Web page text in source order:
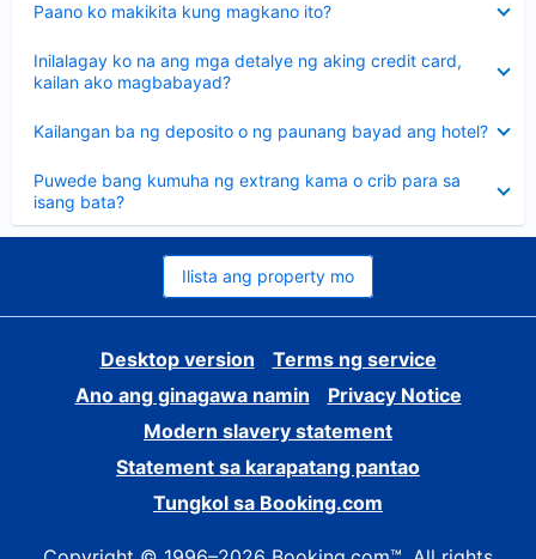
Paano ko makikita kung magkano ito?
ang
Inilalagay ko na ang mga detalye ng aking credit card,
kailan ako magbabayad?
ang
sagot
Kailangan ba ng deposito o ng paunang bayad ang hotel?
ang
Puwede bang kumuha ng extrang kama o crib para sa
isang bata?
ang
sagot
Ilista ang property mo
Desktop version
Terms ng service
Ano ang ginagawa namin
Privacy Notice
Modern slavery statement
Statement sa karapatang pantao
Tungkol sa Booking.com